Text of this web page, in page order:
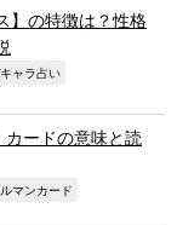
】の特徴は？性格
ャラ占い
カードの意味と読
マンカード